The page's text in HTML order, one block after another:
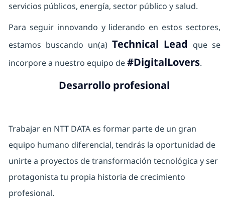
servicios públicos, energía, sector público y salud.
Para seguir innovando y liderando en estos sectores,
estamos buscando un(a) Technical Lead que se
incorpore a nuestro equipo de#DigitalLovers.
Desarrollo profesional
Trabajar en NTT DATA es formar parte de un gran
equipo humano diferencial, tendrás la oportunidad de
unirte a proyectos de transformación tecnológica y ser
protagonista tu propia historia de crecimiento
profesional.